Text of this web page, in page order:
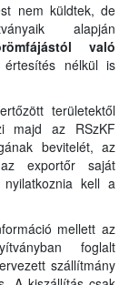
nem küldtek, de
alapján
való
nélkül is
területektől
majd az RSzKF
bevitelét, az
az exportőr saját
kell a
mellett az
foglalt
szállítmány